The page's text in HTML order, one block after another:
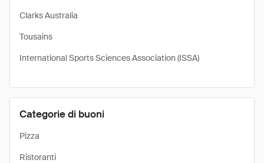
Clarks Australia
Tousains
International Sports Sciences Association (ISSA)
Categorie di buoni
Pizza
Ristoranti